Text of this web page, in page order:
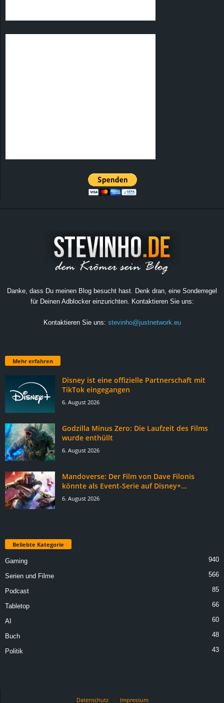
Danke, dass Du meinen Blog besucht hast. Denk dran, eine Sonderregel
für Deinen Adblocker einzurichten. Kontaktieren Sie uns:
Kontaktieren Sie uns: stevinho@justnetwork.eu
Mehr erfahren
Disney ist eine offizielle Partnerschaft mit
TikTok eingegangen
6. August 2026
Godzilla Minus Zero: Die Laufzeit des Films
wurde enthüllt
6. August 2026
Mandoverse: Der Film von Dave Filonis
könnte als Event-Serie auf Disney+...
6. August 2026
Beliebte Kategorie
Gaming 940
Serien und Filme 566
Podcast 85
Tabletop 66
AI 60
Buch 48
Politik 43
Datenschutz Impressum